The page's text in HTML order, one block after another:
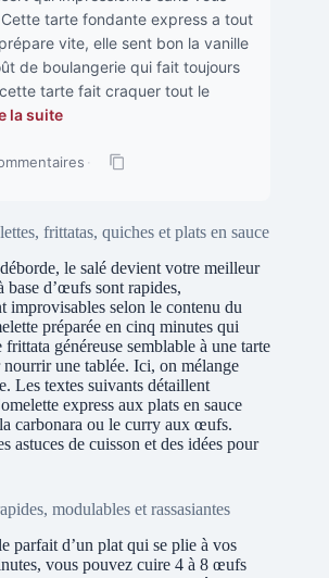
tarte fondante express a tout
vite, elle sent bon la vanille
de boulangerie qui fait toujours
tarte fait craquer tout le
la suite
·
frittatas, quiches et plats en sauce
le salé devient votre meilleur
base d’œufs sont rapides,
improvisables selon le contenu du
préparée en cinq minutes qui
généreuse semblable à une tarte
nourrir une tablée. Ici, on mélange
Les textes suivants détaillent
express aux plats en sauce
carbonara ou le curry aux œufs.
astuces de cuisson et des idées pour
modulables et rassasiantes
parfait d’un plat qui se plie à vos
vous pouvez cuire 4 à 8 œufs